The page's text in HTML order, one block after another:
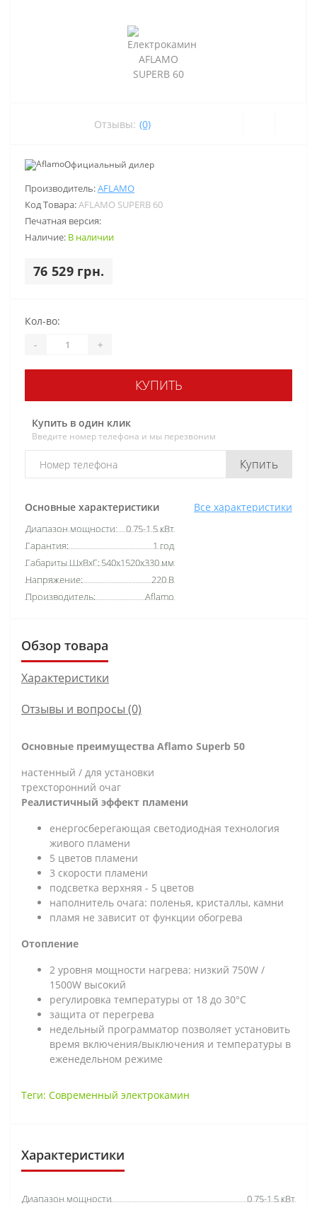
Отзывы: (0)
Производитель:AFLAMO
Код Товара:AFLAMO SUPERB 60
Печатная версия:
Наличие: В наличии
76 529 грн.
Официальный дилер
Основные характеристики Все характеристики
Диапазон мощности:
0.75-1.5 кВт
Гарантия:
1 год
Габариты ШхВхГ:540х1520х330 мм
Напряжение:
220 В
Производитель:
Aflamo
Кол-во:
- +
КУПИТЬ
Купить в один клик
Введите номер телефона и мы перезвоним
Купить
Обзор товара
Характеристики
Отзывы и вопросы (0)
Основные преимущества Aflamo Superb 50
настенный / для установки
трехсторонний очаг
Реалистичный эффект пламени
енергосберегающая светодиодная технология
живого пламени
5 цветов пламени
3 скорости пламени
подсветка верхняя - 5 цветов
наполнитель очага: поленья, кристаллы, камни
пламя не зависит от функции обогрева
Отопление
2 уровня мощности нагрева: низкий 750W /
1500W высокий
регулировка температуры от 18 до 30°C
защита от перегрева
недельный программатор позволяет установить
время включения/выключения и температуры в
еженедельном режиме
Теги: Современный электрокамин
Характеристики
Диапазон мощности 0.75-1.5 кВт